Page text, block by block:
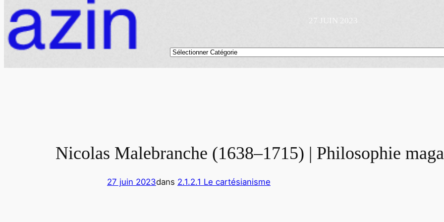
27 JUIN 2023
Catégories
Nicolas Malebranche (1638–1715) | Philosophie
27 juin 2023dans 2.1.2.1 Le cartésianisme